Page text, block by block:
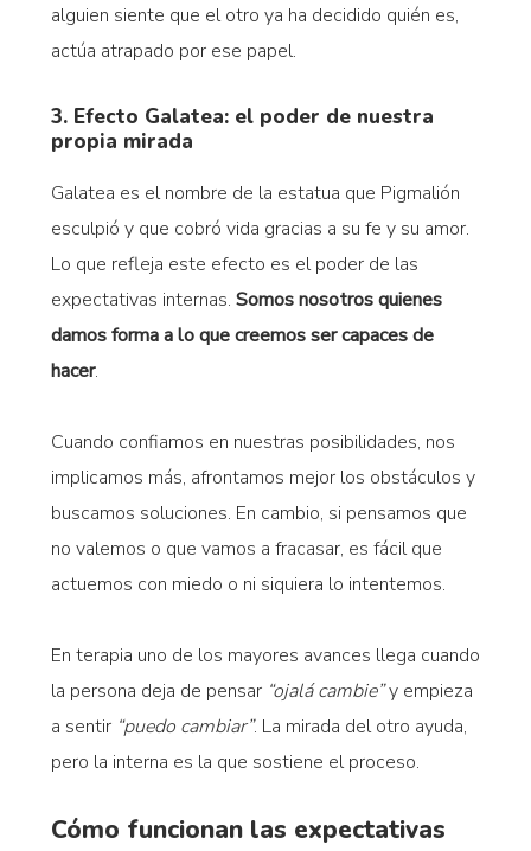
alguien siente que el otro ya ha decidido quién es,
actúa atrapado por ese papel.
3. Efecto Galatea: el poder de nuestra
propia mirada
Galatea es el nombre de la estatua que Pigmalión
esculpió y que cobró vida gracias a su fe y su amor.
Lo que refleja este efecto es el poder de las
expectativas internas. Somos nosotros quienes
damos forma a lo que creemos ser capaces de
hacer.
Cuando confiamos en nuestras posibilidades, nos
implicamos más, afrontamos mejor los obstáculos y
buscamos soluciones. En cambio, si pensamos que
no valemos o que vamos a fracasar, es fácil que
actuemos con miedo o ni siquiera lo intentemos.
En terapia uno de los mayores avances llega cuando
la persona deja de pensar “ojalá cambie”y empieza
a sentir “puedo cambiar”. La mirada del otro ayuda,
pero la interna es la que sostiene el proceso.
Cómo funcionan las expectativas